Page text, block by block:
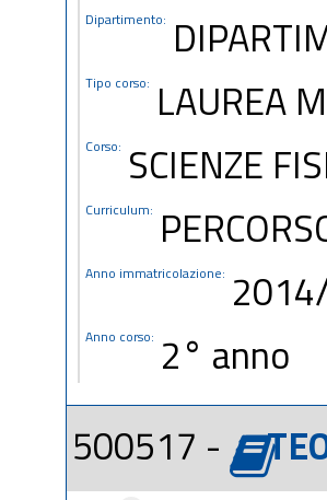
Dipartimento:
Tipo corso: LAUREA
Corso: SCIENZE
Curriculum:
Anno immatricolazione:
Anno corso: 2° anno
500517 -